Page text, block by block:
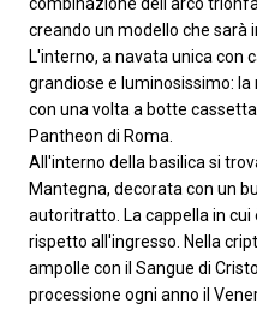
combinazione dell'arco
creando un modello che sarà
L'interno, a navata unica con
grandiose e luminosissimo:
con una volta a botte
Pantheon di Roma.
All'interno della basilica si
Mantegna, decorata con un
autoritratto. La cappella in
rispetto all'ingresso. Nella
ampolle con il Sangue di
processione ogni anno il